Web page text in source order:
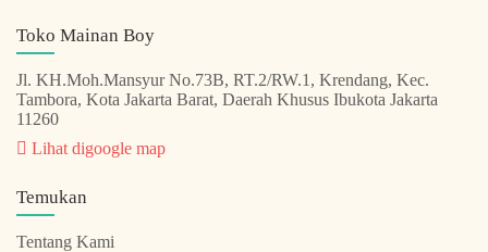
Toko Mainan Boy
Jl. KH.Moh.Mansyur No.73B, RT.2/RW.1, Krendang, Kec.
Tambora, Kota Jakarta Barat, Daerah Khusus Ibukota Jakarta
11260
Lihat digoogle map
Temukan
Tentang Kami